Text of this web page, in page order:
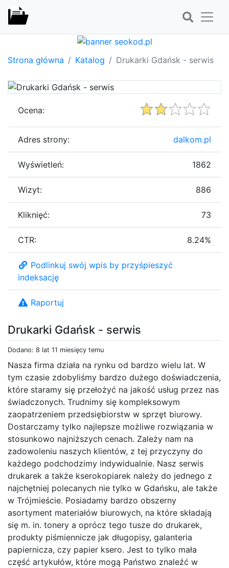
Strona główna Katalog Drukarki Gdańsk - serwis
Drukarki Gdańsk - serwis
Dodano: 8 lat 11 miesięcy temu
Nasza firma działa na rynku od bardzo wielu lat. W
tym czasie zdobyliśmy bardzo dużego doświadczenia,
które staramy się przełożyć na jakość usług przez nas
świadczonych. Trudnimy się kompleksowym
zaopatrzeniem przedsiębiorstw w sprzęt biurowy.
Dostarczamy tylko najlepsze możliwe rozwiązania w
stosunkowo najniższych cenach. Zależy nam na
zadowoleniu naszych klientów, z tej przyczyny do
każdego podchodzimy indywidualnie. Nasz serwis
drukarek a także kserokopiarek należy do jednego z
najchętniej polecanych nie tylko w Gdańsku, ale także
w Trójmieście. Posiadamy bardzo obszerny
asortyment materiałów biurowych, na które składają
się m. in. tonery a oprócz tego tusze do drukarek,
produkty piśmiennicze jak długopisy, galanteria
papiernicza, czy papier ksero. Jest to tylko mała
część artykułów, które mogą Państwo znaleźć w
Ocena:
Adres strony: dalkom.pl
Wyświetleń: 1862
Wizyt: 886
Kliknięć: 73
CTR: 8.24%
Podlinkuj swój wpis by przyśpieszyć
indeksację
Raportuj